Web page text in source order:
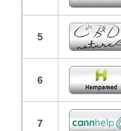
5
6
7